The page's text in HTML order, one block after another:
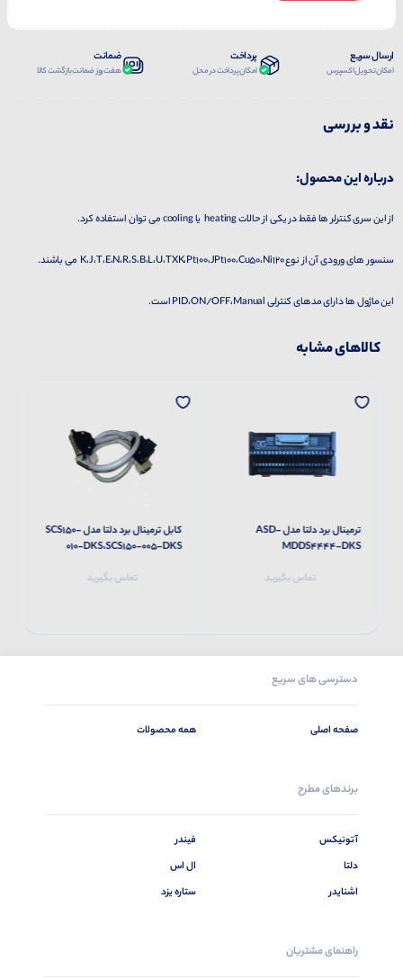
ارسال سریع
امکان تحویل اکسپرس
پرداخت
امکان پرداخت در محل
ضمانت
هفت روز ضمانت بازگشت کالا
نقد و بررسی
درباره این محصول:
از این سری کنترلر ها فقط در یکی از حالات heating یا cooling می توان استفاده کرد.
سنسور های ورودی آن از نوع K،J،T،E،N،R،S،B،L،U،TXK،Pt100،JPt100،Cu50،Ni120 می باشند.
این ماژول ها دارای مدهای کنترلی PID،ON/OFF،Manual است.
کالاهای مشابه
ترمینال برد دلتا مدل ASD-
MDDS4444-DKS
تماس بگیرید
کابل ترمینال برد دلتا مدل SCS150-
010-DKS،SCS150-005-DKS
تماس بگیرید
دسترسی های سریع
صفحه اصلی همه محصولات
برندهای مطرح
آتونیکس
دلتا
اشنایدر
فیندر
ال اس
ستاره یزد
راهنمای مشتریان